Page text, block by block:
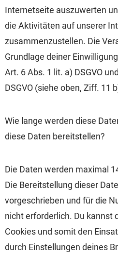
Internetseite auszuwerten
die Aktivitäten auf unserer
zusammenzustellen. Die
Grundlage deiner
Art. 6 Abs. 1 lit. a) DSGVO
DSGVO (siehe oben, Ziff. 11
Wie lange werden diese
diese Daten bereitstellen?
Die Daten werden maximal
Die Bereitstellung dieser
vorgeschrieben und für die
nicht erforderlich. Du kannst
Cookies und somit den
durch Einstellungen deines